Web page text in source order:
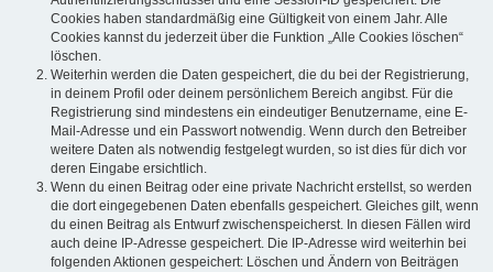
Cookies haben standardmäßig eine Gültigkeit von einem Jahr. Alle
Cookies kannst du jederzeit über die Funktion „Alle Cookies löschen“
löschen.
Weiterhin werden die Daten gespeichert, die du bei der Registrierung,
in deinem Profil oder deinem persönlichem Bereich angibst. Für die
Registrierung sind mindestens ein eindeutiger Benutzername, eine E-
Mail-Adresse und ein Passwort notwendig. Wenn durch den Betreiber
weitere Daten als notwendig festgelegt wurden, so ist dies für dich vor
deren Eingabe ersichtlich.
Wenn du einen Beitrag oder eine private Nachricht erstellst, so werden
die dort eingegebenen Daten ebenfalls gespeichert. Gleiches gilt, wenn
du einen Beitrag als Entwurf zwischenspeicherst. In diesen Fällen wird
auch deine IP-Adresse gespeichert. Die IP-Adresse wird weiterhin bei
folgenden Aktionen gespeichert: Löschen und Ändern von Beiträgen